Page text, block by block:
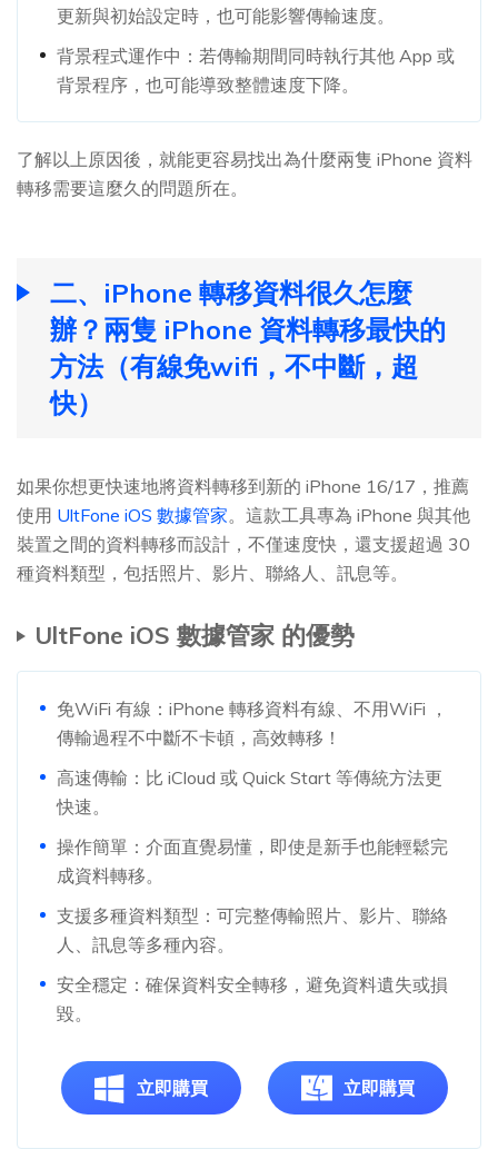
更新與初始設定時，也可能影響傳輸速度。
背景程式運作中：若傳輸期間同時執行其他 App 或
背景程序，也可能導致整體速度下降。
了解以上原因後，就能更容易找出為什麼兩隻 iPhone 資料
轉移需要這麼久的問題所在。
二、iPhone 轉移資料很久怎麼
辦？兩隻 iPhone 資料轉移最快的
方法（有線免wifi，不中斷，超
快）
如果你想更快速地將資料轉移到新的 iPhone 16/17，推薦
使用 UltFone iOS 數據管家。這款工具專為 iPhone 與其他
裝置之間的資料轉移而設計，不僅速度快，還支援超過 30
種資料類型，包括照片、影片、聯絡人、訊息等。
UltFone iOS 數據管家 的優勢
免WiFi 有線：iPhone 轉移資料有線、不用WiFi ，
傳輸過程不中斷不卡頓，高效轉移！
高速傳輸：比 iCloud 或 Quick Start 等傳統方法更
快速。
操作簡單：介面直覺易懂，即使是新手也能輕鬆完
成資料轉移。
支援多種資料類型：可完整傳輸照片、影片、聯絡
人、訊息等多種內容。
安全穩定：確保資料安全轉移，避免資料遺失或損
毀。
立即購買 立即購買